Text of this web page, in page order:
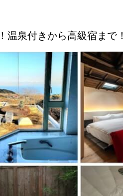
温泉付きから高級宿まで！